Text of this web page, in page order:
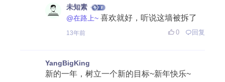
未知素
@在路上~ 喜欢就好，听说这墙被拆了
13年前 0 回复
YangBigKing
新的一年，树立一个新的目标~新年快乐~